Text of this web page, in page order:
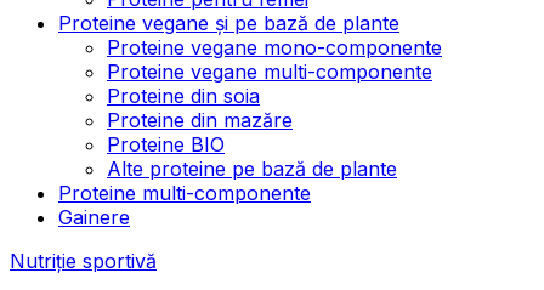
Proteine vegane și pe bază de plante
Proteine vegane mono-componente
Proteine vegane multi-componente
Proteine din soia
Proteine din mazăre
Proteine BIO
Alte proteine pe bază de plante
Proteine multi-componente
Gainere
Nutriție sportivă